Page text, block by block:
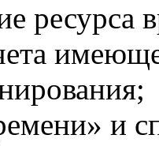
ресурса
и